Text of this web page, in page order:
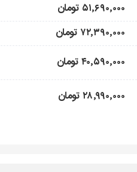
۵۱٬۶۹۰٬۰۰۰ تومان
۷۲٬۳۹۰٬۰۰۰ تومان
۴۰٬۵۹۰٬۰۰۰ تومان
۲۸٬۹۹۰٬۰۰۰ تومان